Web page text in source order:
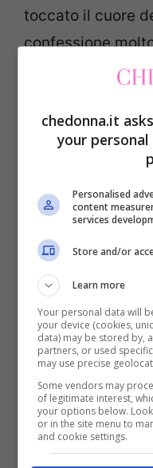
toccato il cuore
confessione
la difficoltà nel
sfogo ha segnato
dell’uomo nello
lasciando spazio
Platano, dal
definitivamente
ritorno con Mario
chedonna.it
your
Personalised
content
services
Store and/or
Learn more
Your personal data will
your device (cookies,
data) may be stored by,
partners, or used
may use precise
Some vendors may
of legitimate interest,
your options below.
or in the site menu to
and cookie settings.